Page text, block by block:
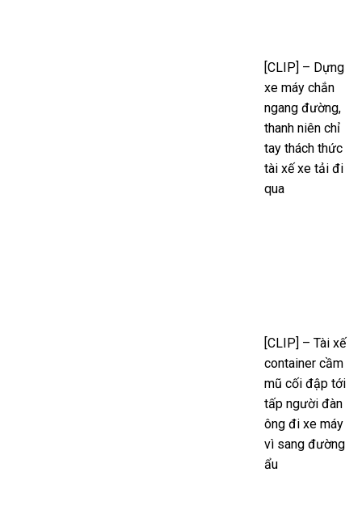
[CLIP] – Dựng
xe máy chắn
ngang đường,
thanh niên chỉ
tay thách thức
tài xế xe tải đi
qua
[CLIP] – Tài xế
container cầm
mũ cối đập tới
tấp người đàn
ông đi xe máy
vì sang đường
ẩu